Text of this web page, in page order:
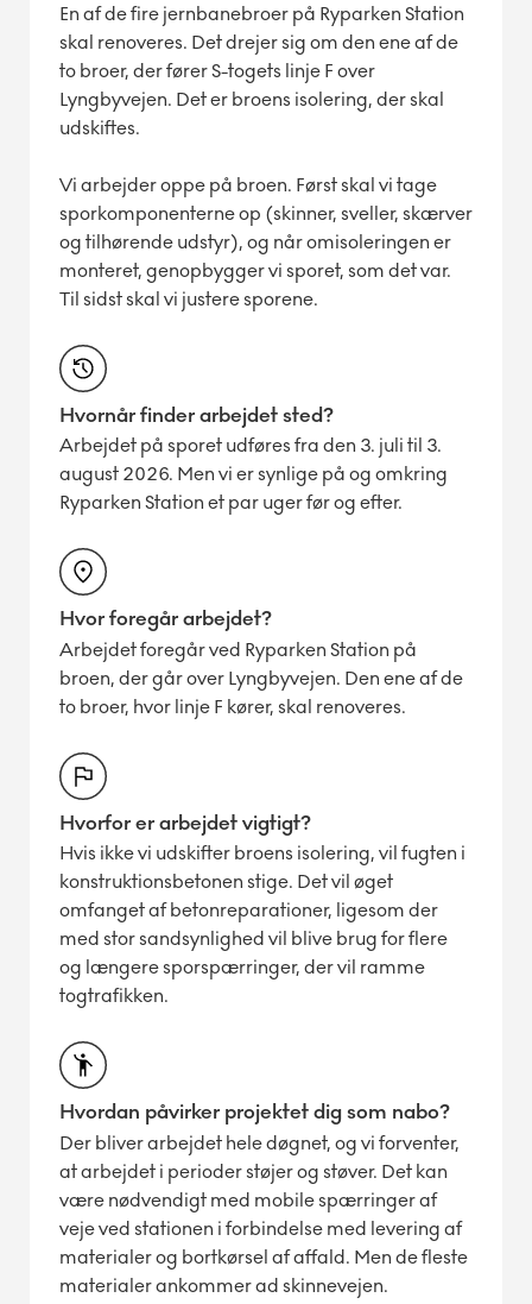
En af de fire jernbanebroer på Ryparken Station
skal renoveres. Det drejer sig om den ene af de
to broer, der fører S-togets linje F over
Lyngbyvejen. Det er broens isolering, der skal
udskiftes.
Vi arbejder oppe på broen. Først skal vi tage
sporkomponenterne op (skinner, sveller, skærver
og tilhørende udstyr), og når omisoleringen er
monteret, genopbygger vi sporet, som det var.
Til sidst skal vi justere sporene.
Hvornår finder arbejdet sted?
Arbejdet på sporet udføres fra den 3. juli til 3.
august 2026. Men vi er synlige på og omkring
Ryparken Station et par uger før og efter.
Hvor foregår arbejdet?
Arbejdet foregår ved Ryparken Station på
broen, der går over Lyngbyvejen. Den ene af de
to broer, hvor linje F kører, skal renoveres.
Hvorfor er arbejdet vigtigt?
Hvis ikke vi udskifter broens isolering, vil fugten i
konstruktionsbetonen stige. Det vil øget
omfanget af betonreparationer, ligesom der
med stor sandsynlighed vil blive brug for flere
og længere sporspærringer, der vil ramme
togtrafikken.
Hvordan påvirker projektet dig som nabo?
Der bliver arbejdet hele døgnet, og vi forventer,
at arbejdet i perioder støjer og støver. Det kan
være nødvendigt med mobile spærringer af
veje ved stationen i forbindelse med levering af
materialer og bortkørsel af affald. Men de fleste
materialer ankommer ad skinnevejen.